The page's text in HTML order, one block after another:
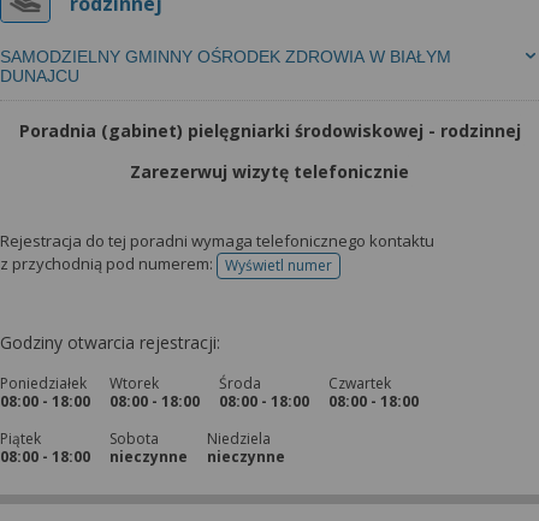
SAMODZIELNY GMINNY OŚRODEK ZDROWIA W BIAŁYM
DUNAJCU
Poradnia (gabinet) pielęgniarki środowiskowej - rodzinnej
Zarezerwuj wizytę telefonicznie
Rejestracja do tej poradni wymaga telefonicznego kontaktu
z przychodnią pod numerem:
Wyświetl numertelefonu do rejestracji
Godziny otwarcia rejestracji:
Poniedziałek
08:00 - 18:00
Wtorek
08:00 - 18:00
Środa
08:00 - 18:00
Czwartek
08:00 - 18:00
Piątek
08:00 - 18:00
Sobota
nieczynne
Niedziela
nieczynne